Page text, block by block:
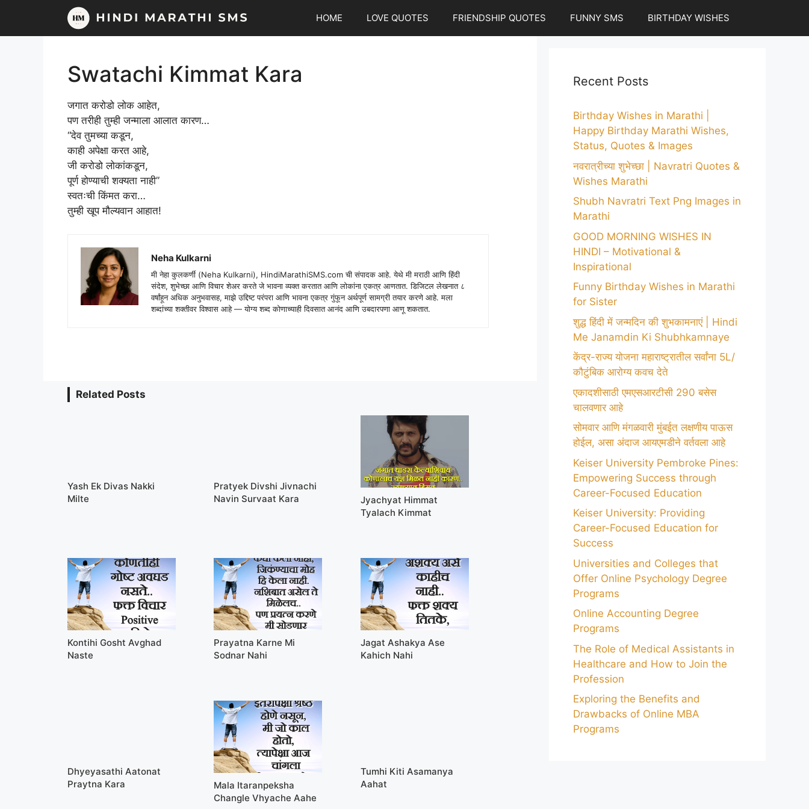
content
HOME LOVE QUOTES FRIENDSHIP QUOTES FUNNY SMS BIRTHDAY WISHES
Swatachi Kimmat Kara
जगात करोडो लोक आहेत,
पण तरीही तुम्ही जन्माला आलात कारण…
“देव तुमच्या कडून,
काही अपेक्षा करत आहे,
जी करोडो लोकांकडून,
पूर्ण होण्याची शक्यता नाही”
स्वतःची किंमत करा…
तुम्ही खूप मौल्यवान आहात!
Neha Kulkarni
मी नेहा कुलकर्णी (Neha Kulkarni), HindiMarathiSMS.com ची संपादक आहे. येथे मी मराठी आणि हिंदी
संदेश, शुभेच्छा आणि विचार शेअर करते जे भावना व्यक्त करतात आणि लोकांना एकत्र आणतात. डिजिटल लेखनात ८
वर्षांहून अधिक अनुभवासह, माझे उद्दिष्ट परंपरा आणि भावना एकत्र गुंफून अर्थपूर्ण सामग्री तयार करणे आहे. मला
शब्दांच्या शक्तीवर विश्वास आहे — योग्य शब्द कोणाच्याही दिवसात आनंद आणि उबदारपणा आणू शकतात.
Related Posts
Yash Ek Divas Nakki
Milte
Pratyek Divshi Jivnachi
Navin Survaat Kara
Jyachyat Himmat
Tyalach Kimmat
Kontihi Gosht Avghad
Naste
Prayatna Karne Mi
Sodnar Nahi
Jagat Ashakya Ase
Kahich Nahi
Dhyeyasathi Aatonat
Praytna Kara
Mala Itaranpeksha
Changle Vhyache Aahe
Tumhi Kiti Asamanya
Aahat
Recent Posts
Birthday Wishes in Marathi |
Happy Birthday Marathi Wishes,
Status, Quotes & Images
नवरात्रीच्या शुभेच्छा | Navratri Quotes &
Wishes Marathi
Shubh Navratri Text Png Images in
Marathi
GOOD MORNING WISHES IN
HINDI – Motivational &
Inspirational
Funny Birthday Wishes in Marathi
for Sister
शुद्ध हिंदी में जन्मदिन की शुभकामनाएं | Hindi
Me Janamdin Ki Shubhkamnaye
केंद्र-राज्य योजना महाराष्ट्रातील सर्वांना 5L/
कौटुंबिक आरोग्य कवच देते
एकादशीसाठी एमएसआरटीसी 290 बसेस
चालवणार आहे
सोमवार आणि मंगळवारी मुंबईत लक्षणीय पाऊस
होईल, असा अंदाज आयएमडीने वर्तवला आहे
Keiser University Pembroke Pines:
Empowering Success through
Career-Focused Education
Keiser University: Providing
Career-Focused Education for
Success
Universities and Colleges that
Offer Online Psychology Degree
Programs
Online Accounting Degree
Programs
The Role of Medical Assistants in
Healthcare and How to Join the
Profession
Exploring the Benefits and
Drawbacks of Online MBA
Programs